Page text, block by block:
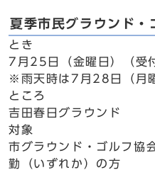
夏季市民グラウンド・
とき
7月25日（金曜日）（受
※雨天時は7月28日（月
ところ
吉田春日グラウンド
対象
市グラウンド・ゴルフ協
勤（いずれか）の方